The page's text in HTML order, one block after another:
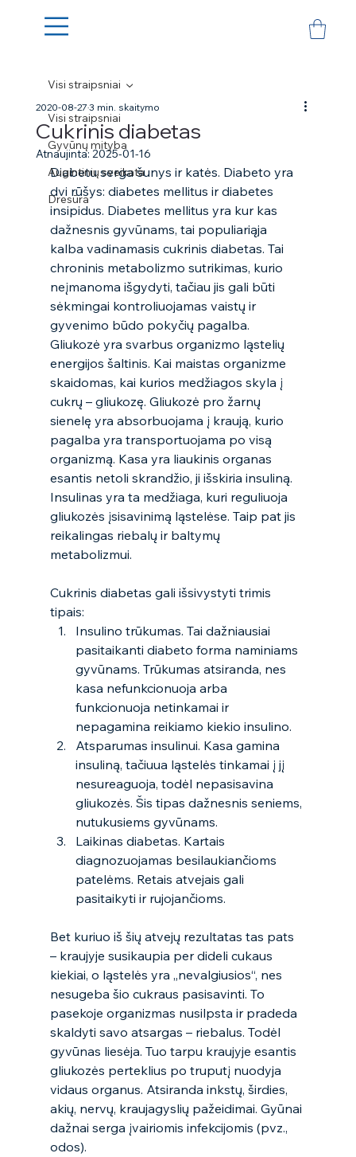
Visi straipsniai
Gyvūnų mityba
Augintinių sveikata
Dresūra
Visi straipsniai
Cukrinis diabetas
2020-08-273 min. skaitymo
Atnaujinta:2025-01-16
Diabetu serga šunys ir katės. Diabeto yra
dvi rūšys: diabetes mellitus ir diabetes
insipidus. Diabetes mellitus yra kur kas
dažnesnis gyvūnams, tai populiariąja
kalba vadinamasis cukrinis diabetas. Tai
chroninis metabolizmo sutrikimas, kurio
neįmanoma išgydyti, tačiau jis gali būti
sėkmingai kontroliuojamas vaistų ir
gyvenimo būdo pokyčių pagalba.
Gliukozė yra svarbus organizmo ląstelių
energijos šaltinis. Kai maistas organizme
skaidomas, kai kurios medžiagos skyla į
cukrų – gliukozę. Gliukozė pro žarnų
sienelę yra absorbuojama į kraują, kurio
pagalba yra transportuojama po visą
organizmą. Kasa yra liaukinis organas
esantis netoli skrandžio, ji išskiria insuliną.
Insulinas yra ta medžiaga, kuri reguliuoja
gliukozės įsisavinimą ląstelėse. Taip pat jis
reikalingas riebalų ir baltymų
metabolizmui.
Cukrinis diabetas gali išsivystyti trimis
tipais:
Insulino trūkumas. Tai dažniausiai
pasitaikanti diabeto forma naminiams
gyvūnams. Trūkumas atsiranda, nes
kasa nefunkcionuoja arba
funkcionuoja netinkamai ir
nepagamina reikiamo kiekio insulino.
Atsparumas insulinui. Kasa gamina
insuliną, tačiuua ląstelės tinkamai į jį
nesureaguoja, todėl nepasisavina
gliukozės. Šis tipas dažnesnis seniems,
nutukusiems gyvūnams.
Laikinas diabetas. Kartais
diagnozuojamas besilaukiančioms
patelėms. Retais atvejais gali
pasitaikyti ir rujojančioms.
Bet kuriuo iš šių atvejų rezultatas tas pats
– kraujyje susikaupia per dideli cukaus
kiekiai, o ląstelės yra „nevalgiusios“, nes
nesugeba šio cukraus pasisavinti. To
pasekoje organizmas nusilpsta ir pradeda
skaldyti savo atsargas – riebalus. Todėl
gyvūnas liesėja. Tuo tarpu kraujyje esantis
gliukozės perteklius po truputį nuodyja
vidaus organus. Atsiranda inkstų, širdies,
akių, nervų, kraujagyslių pažeidimai. Gyūnai
dažnai serga įvairiomis infekcijomis (pvz.,
odos).